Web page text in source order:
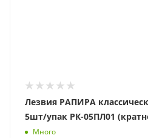
Лезвия РАПИРА
5шт/упак РК-05ПЛ01
Много